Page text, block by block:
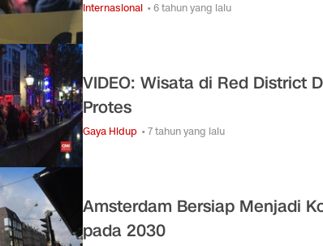
Internasional • 6 tahun yang lalu
VIDEO: Wisata di Red District
Protes
Gaya Hidup • 7 tahun yang lalu
Amsterdam Bersiap Menjadi
pada 2030